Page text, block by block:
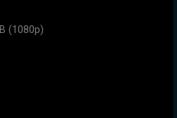
(1080p)